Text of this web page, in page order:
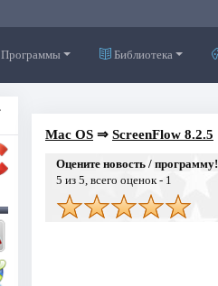
Программы Библиотека
Mac OS⇒ ScreenFlow 8.2.5
Оцените новость / программу!
5 из 5, всего оценок - 1